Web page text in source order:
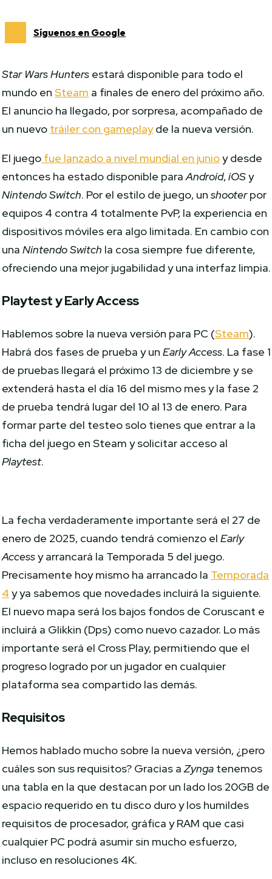
Síguenos en Google
Star Wars Hunters estará disponible para todo el
mundo enSteam a finales de enero del próximo año.
El anuncio ha llegado, por sorpresa, acompañado de
un nuevo tráiler con gameplayde la nueva versión.
El juego fue lanzado a nivel mundial en junioy desde
entonces ha estado disponible paraAndroid,iOSy
Nintendo Switch. Por el estilo de juego, unshooterpor
equipos 4 contra 4 totalmente PvP, la experiencia en
dispositivos móviles era algo limitada. En cambio con
unaNintendo Switch la cosa siempre fue diferente,
ofreciendo una mejor jugabilidad y una interfaz limpia.
Playtest y Early Access
Hablemos sobre la nueva versión para PC (Steam).
Habrá dos fases de prueba y unEarly Access. La fase 1
de pruebas llegará el próximo 13 de diciembre y se
extenderá hasta el día 16 del mismo mes y la fase 2
de prueba tendrá lugar del 10 al 13 de enero. Para
formar parte del testeo solo tienes que entrar a la
ficha del juego en Steam y solicitar acceso al
Playtest.
La fecha verdaderamente importante será el 27 de
enero de 2025, cuando tendrá comienzo elEarly
Accessy arrancará la Temporada 5 del juego.
Precisamente hoy mismo ha arrancado la Temporada
4 y ya sabemos que novedades incluirá la siguiente.
El nuevo mapa será los bajos fondos de Coruscant e
incluirá a Glikkin (Dps) como nuevo cazador. Lo más
importante será el Cross Play, permitiendo que el
progreso logrado por un jugador en cualquier
plataforma sea compartido las demás.
Requisitos
Hemos hablado mucho sobre la nueva versión, ¿pero
cuáles son sus requisitos? Gracias aZynga tenemos
una tabla en la que destacan por un lado los 20GB de
espacio requerido en tu disco duro y los humildes
requisitos de procesador, gráfica y RAM que casi
cualquier PC podrá asumir sin mucho esfuerzo,
incluso en resoluciones 4K.